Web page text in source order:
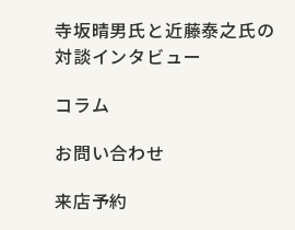
寺坂晴男氏と近藤泰之氏の
対談インタビュー
コラム
お問い合わせ
来店予約